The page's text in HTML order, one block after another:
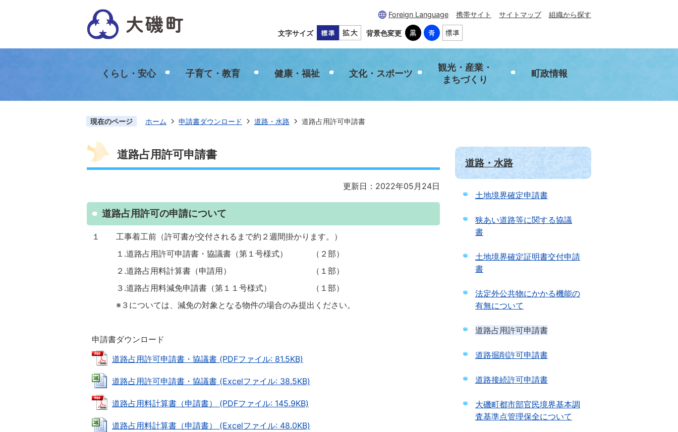
Foreign Language 携帯サイト サイトマップ 組織から探す
文字サイズ 背景色変更
くらし・安心 子育て・教育 健康・福祉 文化・スポーツ
観光・産業・
まちづくり
町政情報
現在のページ ホーム 申請書ダウンロード 道路・水路 道路占用許可申請書
道路占用許可申請書
更新日：2022年05月24日
道路占用許可の申請について
１ 工事着工前（許可書が交付されるまで約２週間掛かります。）
１.道路占用許可申請書・協議書（第１号様式） （２部）
２.道路占用料計算書（申請用） （１部）
３.道路占用料減免申請書（第１１号様式） （１部）
※３については、減免の対象となる物件の場合のみ提出ください。
申請書ダウンロード
道路占用許可申請書・協議書 (PDFファイル: 81.5KB)
道路占用許可申請書・協議書 (Excelファイル: 38.5KB)
道路占用料計算書（申請書） (PDFファイル: 145.9KB)
道路占用料計算書（申請書） (Excelファイル: 48.0KB)
道路・水路
土地境界確定申請書
狭あい道路等に関する協議
書
土地境界確定証明書交付申請
書
法定外公共物にかかる機能の
有無について
道路占用許可申請書
道路掘削許可申請書
道路接続許可申請書
大磯町都市部官民境界基本調
査基準点管理保全について